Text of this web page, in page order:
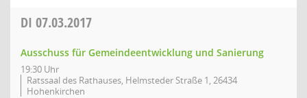
DI 07.03.2017
Ausschuss für Gemeindeentwicklung und Sanierung
19:30 Uhr
Ratssaal des Rathauses, Helmsteder Straße 1, 26434
Hohenkirchen